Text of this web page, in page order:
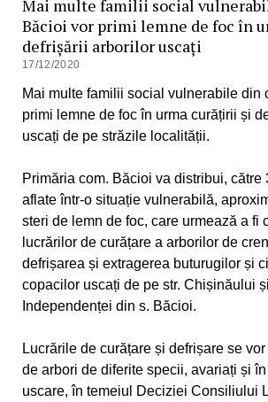
Mai multe familii social
Băcioi vor primi lemne de foc în
defrișării arborilor uscați
17/12/2020
Mai multe familii social vulnerabile din
primi lemne de foc în urma curățirii și
uscați de pe străzile localității.
Primăria com. Băcioi va distribui, către
aflate într-o situație vulnerabilă,
steri de lemn de foc, care urmează a fi
lucrărilor de curățare a arborilor de
defrișarea și extragerea buturugilor și
copacilor uscați de pe str. Chișinăului
Independenței din s. Băcioi.
Lucrările de curățare și defrișare se
de arbori de diferite specii, avariați și
uscare, în temeiul Deciziei Consiliului